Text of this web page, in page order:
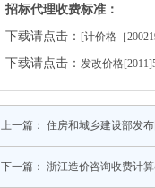
招标代理收费标准：
下载请点击： [计价格［
下载请点击： 发改价格
上一篇： 住房和城乡建设部发
下一篇： 浙江造价咨询收费计